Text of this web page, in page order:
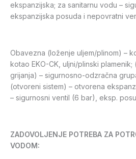
ekspanzijska; za sanitarnu vodu –
ekspanzijska posuda i nepovratni
Obavezna (loženje uljem/plinom) –
kotao EKO-CK, uljni/plinski plamenik;
grijanja) – sigurnosno-odzračna
(otvoreni sistem) – otvorena
– sigurnosni ventil (6 bar), eksp.
ZADOVOLJENJE POTREBA ZA
VODOM: